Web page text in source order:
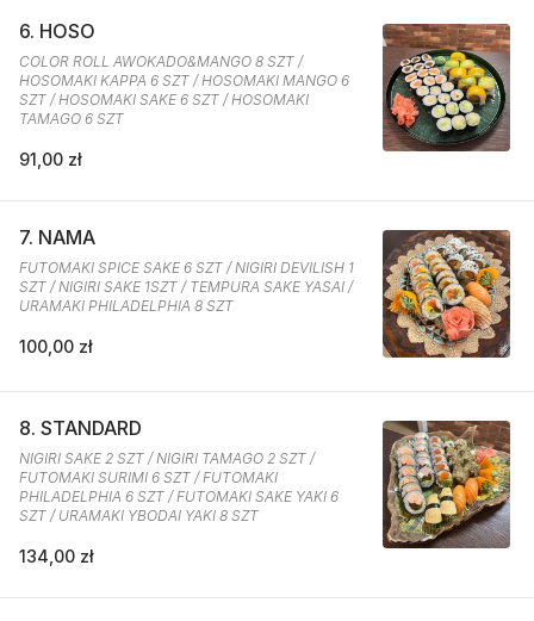
6. HOSO
COLOR ROLL AWOKADO&MANGO 8 SZT /
HOSOMAKI KAPPA 6 SZT / HOSOMAKI MANGO 6
SZT / HOSOMAKI SAKE 6 SZT / HOSOMAKI
TAMAGO 6 SZT
91,00 zł
7. NAMA
FUTOMAKI SPICE SAKE 6 SZT / NIGIRI DEVILISH 1
SZT / NIGIRI SAKE 1SZT / TEMPURA SAKE YASAI /
URAMAKI PHILADELPHIA 8 SZT
100,00 zł
8. STANDARD
NIGIRI SAKE 2 SZT / NIGIRI TAMAGO 2 SZT /
FUTOMAKI SURIMI 6 SZT / FUTOMAKI
PHILADELPHIA 6 SZT / FUTOMAKI SAKE YAKI 6
SZT / URAMAKI YBODAI YAKI 8 SZT
134,00 zł